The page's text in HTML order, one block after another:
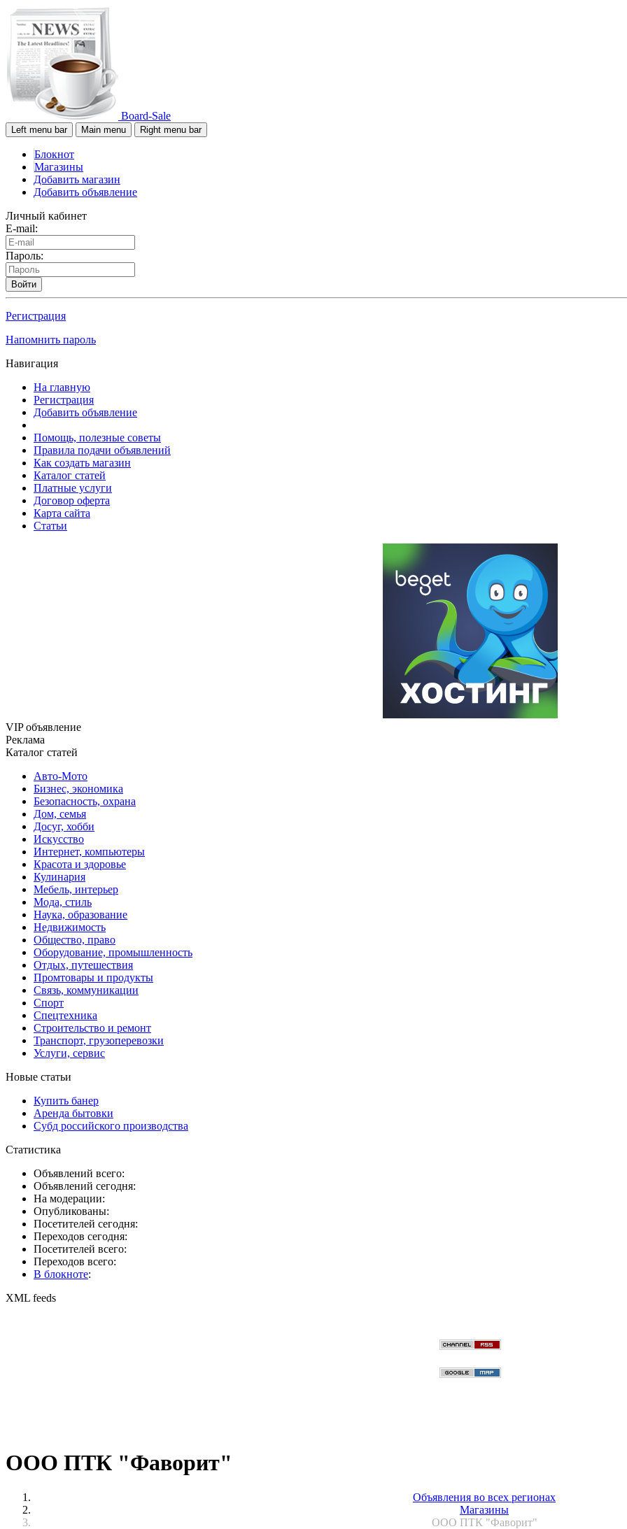
Board-Sale
Left menu bar Main menu Right menu bar
Блокнот
Магазины
Добавить магазин
Добавить объявление
Личный кабинет
E-mail:
Пароль:
Войти
Регистрация
Напомнить пароль
Навигация
На главную
Регистрация
Добавить объявление
Помощь, полезные советы
Правила подачи объявлений
Как создать магазин
Каталог статей
Платные услуги
Договор оферта
Карта сайта
Статьи
VIP объявление
Реклама
Каталог статей
Авто-Мото
Бизнес, экономика
Безопасность, охрана
Дом, семья
Досуг, хобби
Искусство
Интернет, компьютеры
Красота и здоровье
Кулинария
Мебель, интерьер
Мода, стиль
Наука, образование
Недвижимость
Общество, право
Оборудование, промышленность
Отдых, путешествия
Промтовары и продукты
Связь, коммуникации
Спорт
Спецтехника
Строительство и ремонт
Транспорт, грузоперевозки
Услуги, сервис
Новые статьи
Купить банер
Аренда бытовки
Субд российского производства
Статистика
Объявлений всего:
Объявлений сегодня:
На модерации:
Опубликованы:
Посетителей сегодня:
Переходов сегодня:
Посетителей всего:
Переходов всего:
В блокноте:
XML feeds
ООО ПТК "Фаворит"
Объявления во всех регионах
Магазины
ООО ПТК "Фаворит"